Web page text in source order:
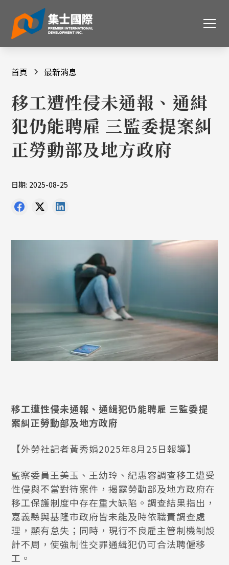
首頁 最新消息
移工遭性侵未通報、通緝
犯仍能聘雇 三監委提案糾
正勞動部及地方政府
日期: 2025-08-25
移工遭性侵未通報、通緝犯仍能聘雇 三監委提
案糾正勞動部及地方政府
【外勞社記者黃秀娟2025年8月25日報導】
監察委員王美玉、王幼玲、紀惠容調查移工遭受
性侵與不當對待案件，揭露勞動部及地方政府在
移工保護制度中存在重大缺陷。調查結果指出，
嘉義縣與基隆市政府皆未能及時依職責調查處
理，顯有怠失；同時，現行不良雇主管制機制設
計不周，使強制性交罪通緝犯仍可合法聘僱移
工。